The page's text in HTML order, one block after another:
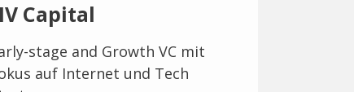
Capital
stage and Growth VC mit
auf Internet und Tech